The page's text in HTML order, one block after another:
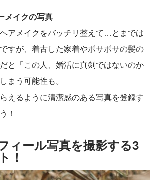
メイクの写真
アメイクをバッチリ整えて…とまでは
すが、着古した家着やボサボサの髪の
と「この人、婚活に真剣ではないのか
まう可能性も。
えるように清潔感のある写真を登録す
！
ィール写真を撮影する3
！